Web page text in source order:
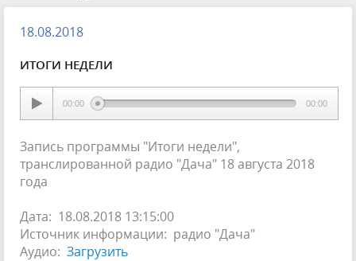
18.08.2018
ИТОГИ НЕДЕЛИ
00:00 00:00
Запись программы "Итоги недели",
транслированной радио "Дача" 18 августа 2018
года
Дата: 18.08.2018 13:15:00
Источник информации: радио "Дача"
Аудио: Загрузить